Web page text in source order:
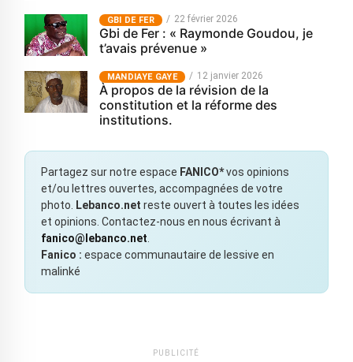
GBI DE FER 22 février 2026
Gbi de Fer : « Raymonde Goudou, je
t’avais prévenue »
MANDIAYE GAYE 12 janvier 2026
À propos de la révision de la
constitution et la réforme des
institutions.
Partagez sur notre espace FANICO*vos opinions
et/ou lettres ouvertes, accompagnées de votre
photo.
Lebanco.net reste ouvert à toutes les idées
et opinions. Contactez-nous en nous écrivant à
fanico@lebanco.net
Fanico : espace communautaire de lessive en
malinké
PUBLICITÉ